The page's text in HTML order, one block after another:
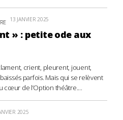
13 JANVIER 2025
» : petite ode aux
crient, pleurent, jouent,
parfois. Mais qui se relèvent
cœur de l’Option théâtre....
2025